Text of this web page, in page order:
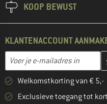
KOOP BEWUST
KLANTENACCOUNT
E-mailadres
Vul je e-mailadres hier in en
Welkomstkorting van €
Exclusieve toegang tot